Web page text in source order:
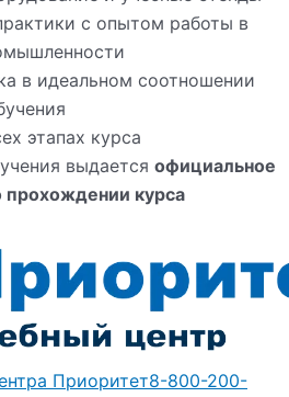
с опытом работы в
в идеальном соотношении
этапах курса
выдается официальное
прохождении курса
8-800-200-